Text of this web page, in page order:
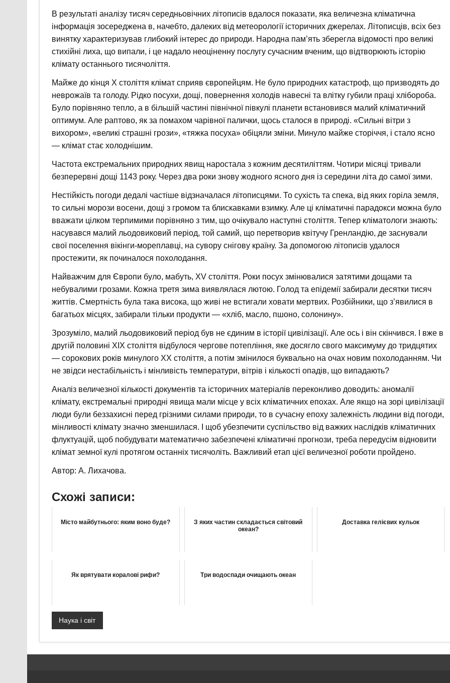
В результаті аналізу тисяч середньовічних літописів вдалося показати, яка величезна кліматична
інформація зосереджена в, начебто, далеких від метеорології історичних джерелах. Літописців, всіх без
винятку характеризував глибокий інтерес до природи. Народна пам’ять зберегла відомості про великі
стихійні лиха, що випали, і це надало неоціненну послугу сучасним вченим, що відтворюють історію
клімату останнього тисячоліття.
Майже до кінця X століття клімат сприяв європейцям. Не було природних катастроф, що призводять до
неврожаїв та голоду. Рідко посухи, дощі, повернення холодів навесні та влітку губили праці хлібороба.
Було порівняно тепло, а в більшій частині північної півкулі планети встановився малий кліматичний
оптимум. Але раптово, як за помахом чарівної палички, щось сталося в природі. «Сильні вітри з
вихором», «великі страшні грози», «тяжка посуха» обіцяли зміни. Минуло майже сторіччя, і стало ясно
— клімат стає холоднішим.
Частота екстремальних природних явищ наростала з кожним десятиліттям. Чотири місяці тривали
безперервні дощі 1143 року. Через два роки знову жодного ясного дня із середини літа до самої зими.
Нестійкість погоди дедалі частіше відзначалася літописцями. То сухість та спека, від яких горіла земля,
то сильні морози восени, дощі з громом та блискавками взимку. Але ці кліматичні парадокси можна було
вважати цілком терпимими порівняно з тим, що очікувало наступні століття. Тепер кліматологи знають:
насувався малий льодовиковий період, той самий, що перетворив квітучу Гренландію, де заснували
свої поселення вікінги-мореплавці, на сувору снігову країну. За допомогою літописів удалося
простежити, як починалося похолодання.
Найважчим для Європи було, мабуть, XV століття. Роки посух змінювалися затятими дощами та
небувалими грозами. Кожна третя зима виявлялася лютою. Голод та епідемії забирали десятки тисяч
життів. Смертність була така висока, що живі не встигали ховати мертвих. Розбійники, що з’явилися в
багатьох місцях, забирали тільки продукти — «хліб, масло, пшоно, солонину».
Зрозуміло, малий льодовиковий період був не єдиним в історії цивілізації. Але ось і він скінчився. І вже в
другій половині XIX століття відбулося чергове потепління, яке досягло свого максимуму до тридцятих
— сорокових років минулого XX століття, а потім змінилося буквально на очах новим похолоданням. Чи
не звідси нестабільність і мінливість температури, вітрів і кількості опадів, що випадають?
Аналіз величезної кількості документів та історичних матеріалів переконливо доводить: аномалії
клімату, екстремальні природні явища мали місце у всіх кліматичних епохах. Але якщо на зорі цивілізації
люди були беззахисні перед грізними силами природи, то в сучасну епоху залежність людини від погоди,
мінливості клімату значно зменшилася. І щоб убезпечити суспільство від важких наслідків кліматичних
флуктуацій, щоб побудувати математично забезпечені кліматичні прогнози, треба передусім відновити
клімат земної кулі протягом останніх тисячоліть. Важливий етап цієї величезної роботи пройдено.
Автор: А. Лихачова.
Схожі записи:
Місто майбутнього: яким воно буде?
З яких частин складається світовий
океан?
Доставка гелієвих кульок
Як врятувати коралові рифи? Три водоспади очищають океан
Наука і світ